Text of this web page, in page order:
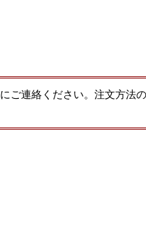
にご連絡ください。注文方法